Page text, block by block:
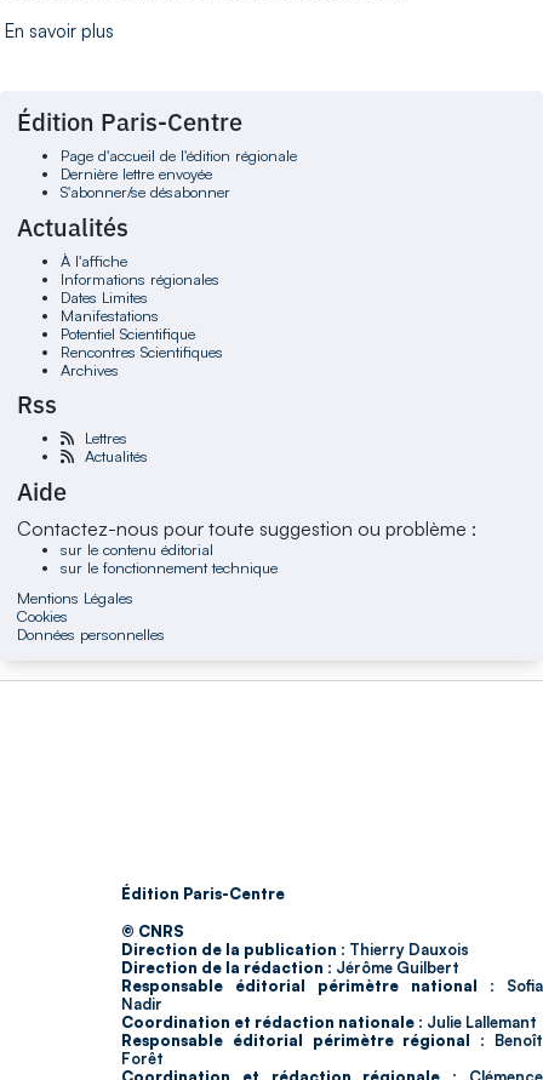
En savoir plus
Édition Paris-Centre
Page d'accueil de l'édition régionale
Dernière lettre envoyée
S'abonner/se désabonner
Actualités
À l'affiche
Informations régionales
Dates Limites
Manifestations
Potentiel Scientifique
Rencontres Scientifiques
Archives
Rss
Lettres
Actualités
Aide
Contactez-nous pour toute suggestion ou problème :
sur le contenu éditorial
sur le fonctionnement technique
Mentions Légales
Cookies
Données personnelles
Édition Paris-Centre
© CNRS
Direction de la publication : Thierry Dauxois
Direction de la rédaction : Jérôme Guilbert
Responsable éditorial périmètre national : Sofia
Nadir
Coordination et rédaction nationale : Julie Lallemant
Responsable éditorial périmètre régional : Benoît
Forêt